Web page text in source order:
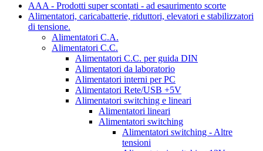
AAA - Prodotti super scontati - ad esaurimento scorte
Alimentatori, caricabatterie, riduttori, elevatori e stabilizzatori
di tensione.
Alimentatori C.A.
Alimentatori C.C.
Alimentatori C.C. per guida DIN
Alimentatori da laboratorio
Alimentatori interni per PC
Alimentatori Rete/USB +5V
Alimentatori switching e lineari
Alimentatori lineari
Alimentatori switching
Alimentatori switching - Altre
tensioni